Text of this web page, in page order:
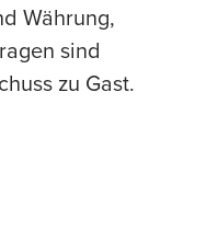
Währung,
sind
zu Gast.